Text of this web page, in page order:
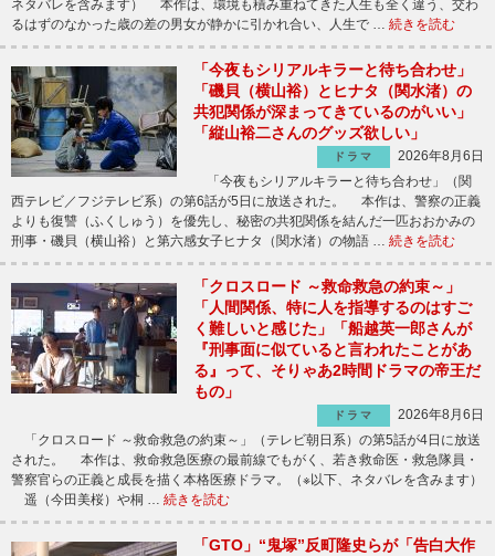
ネタバレを含みます） 本作は、環境も積み重ねてきた人生も全く違う、交わ
るはずのなかった歳の差の男女が静かに引かれ合い、人生で … 続きを読む
「今夜もシリアルキラーと待ち合わせ」
「磯貝（横山裕）とヒナタ（関水渚）の
共犯関係が深まってきているのがいい」
「縦山裕二さんのグッズ欲しい」
ドラマ
2026年8月6日
「今夜もシリアルキラーと待ち合わせ」（関
西テレビ／フジテレビ系）の第6話が5日に放送された。 本作は、警察の正義
よりも復讐（ふくしゅう）を優先し、秘密の共犯関係を結んだ一匹おおかみの
刑事・磯貝（横山裕）と第六感女子ヒナタ（関水渚）の物語 … 続きを読む
「クロスロード ～救命救急の約束～」
「人間関係、特に人を指導するのはすご
く難しいと感じた」「船越英一郎さんが
『刑事面に似ていると言われたことがあ
る』って、そりゃあ2時間ドラマの帝王だ
もの」
ドラマ
2026年8月6日
「クロスロード ～救命救急の約束～」（テレビ朝日系）の第5話が4日に放送
された。 本作は、救命救急医療の最前線でもがく、若き救命医・救急隊員・
警察官らの正義と成長を描く本格医療ドラマ。（※以下、ネタバレを含みます）
遥（今田美桜）や桐 … 続きを読む
「GTO」“鬼塚”反町隆史らが「告白大作